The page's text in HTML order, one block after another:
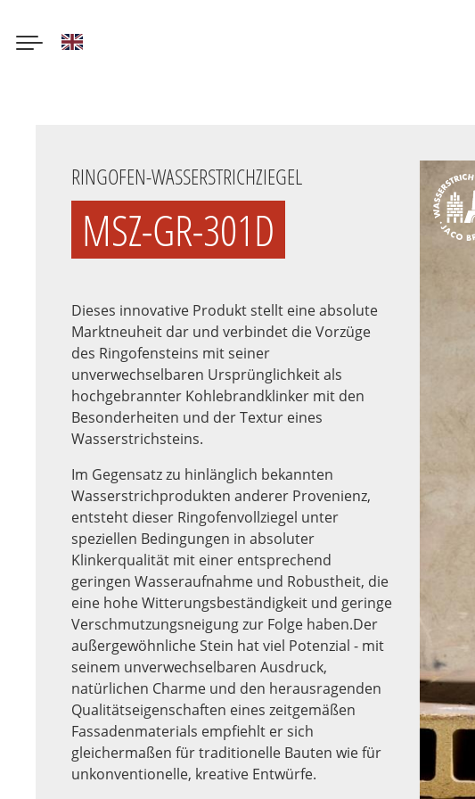
RINGOFEN-WASSERSTRICHZIEGEL
MSZ-GR-301D
Dieses innovative Produkt stellt eine absolute
Marktneuheit dar und verbindet die Vorzüge
des Ringofensteins mit seiner
unverwechselbaren Ursprünglichkeit als
hochgebrannter Kohlebrandklinker mit den
Besonderheiten und der Textur eines
Wasserstrichsteins.
Im Gegensatz zu hinlänglich bekannten
Wasserstrichprodukten anderer Provenienz,
entsteht dieser Ringofenvollziegel unter
speziellen Bedingungen in absoluter
Klinkerqualität mit einer entsprechend
geringen Wasseraufnahme und Robustheit, die
eine hohe Witterungsbeständigkeit und geringe
Verschmutzungsneigung zur Folge haben.Der
außergewöhnliche Stein hat viel Potenzial - mit
seinem unverwechselbaren Ausdruck,
natürlichen Charme und den herausragenden
Qualitätseigenschaften eines zeitgemäßen
Fassadenmaterials empfiehlt er sich
gleichermaßen für traditionelle Bauten wie für
unkonventionelle, kreative Entwürfe.